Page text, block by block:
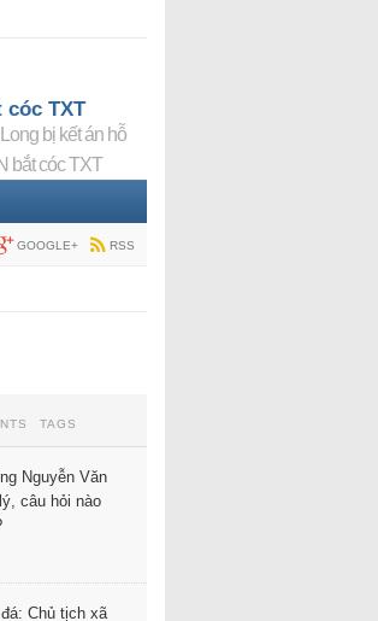
cóc TXT
bị kết án hỗ
bắt cóc TXT
GOOGLE+ RSS
TAGS
Nguyễn Văn
câu hỏi nào
Chủ tịch xã